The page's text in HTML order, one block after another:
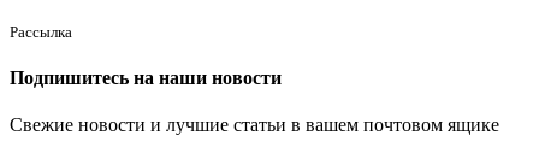
Рассылка
Подпишитесь на наши новости
Свежие новости и лучшие статьи в вашем почтовом ящике